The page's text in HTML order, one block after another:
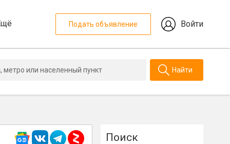
Подать объявление Войти
Найти
Поиск